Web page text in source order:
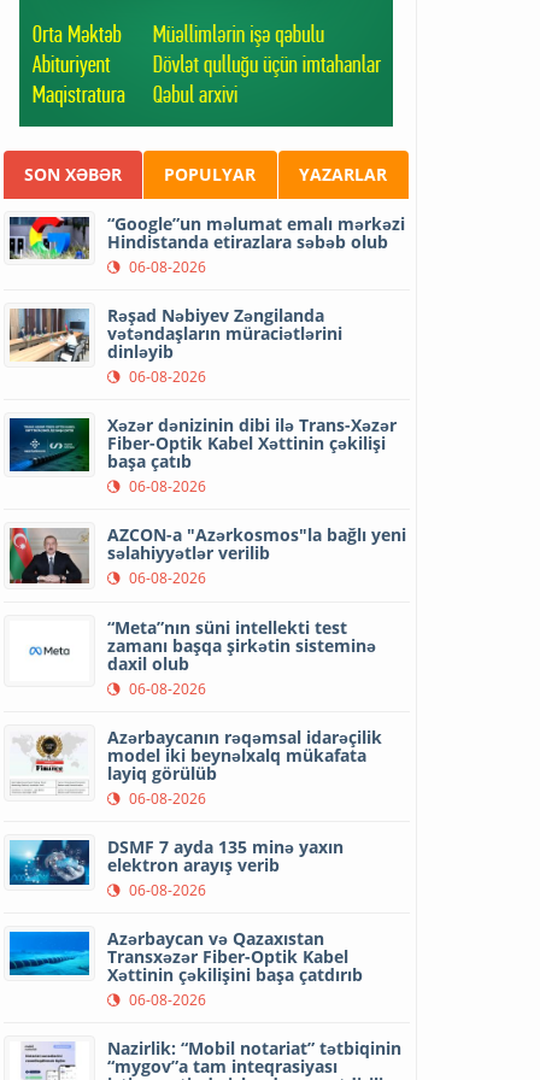
SON XƏBƏR POPULYAR YAZARLAR
“Google”un məlumat emalı mərkəzi
Hindistanda etirazlara səbəb olub
06-08-2026
Rəşad Nəbiyev Zəngilanda
vətəndaşların müraciətlərini
dinləyib
06-08-2026
Xəzər dənizinin dibi ilə Trans-Xəzər
Fiber-Optik Kabel Xəttinin çəkilişi
başa çatıb
06-08-2026
AZCON-a "Azərkosmos"la bağlı yeni
səlahiyyətlər verilib
06-08-2026
“Meta”nın süni intellekti test
zamanı başqa şirkətin sisteminə
daxil olub
06-08-2026
Azərbaycanın rəqəmsal idarəçilik
model iki beynəlxalq mükafata
layiq görülüb
06-08-2026
DSMF 7 ayda 135 minə yaxın
elektron arayış verib
06-08-2026
Azərbaycan və Qazaxıstan
Transxəzər Fiber-Optik Kabel
Xəttinin çəkilişini başa çatdırıb
06-08-2026
Nazirlik: “Mobil notariat” tətbiqinin
“mygov”a tam inteqrasiyası